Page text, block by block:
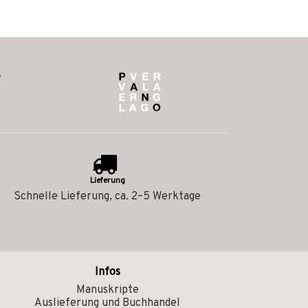
Lieferung
Schnelle Lieferung, ca. 2–5 Werktage
Infos
Manuskripte
Auslieferung und Buchhandel